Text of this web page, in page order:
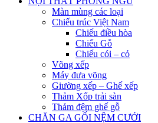
Màn mùng các loại
Chiếu trúc Việt Nam
Chiếu điều hòa
Chiếu Gỗ
Chiếu cói – cỏ
Võng xếp
Máy đưa võng
Giường xếp – Ghế xếp
Thảm Xốp trải sàn
Thảm đệm ghế gỗ
CHĂN GA GỐI NỆM CƯỚI